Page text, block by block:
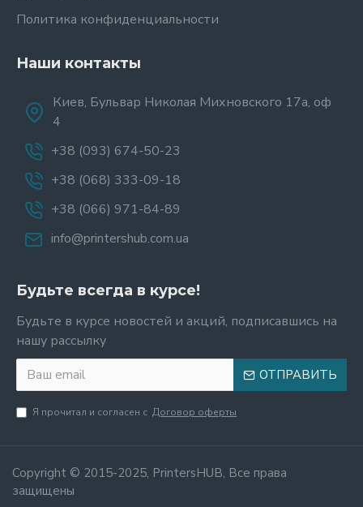
Политика конфиденциальности
Наши контакты
Киев, Бульвар Николая Михновского 17а, оф
4
+38 (093) 674-50-23
+38 (068) 333-09-18
+38 (066) 971-84-89
info@printershub.com.ua
Будьте всегда в курсе!
Будьте в курсе новостей и акций, подписавшись на
нашу рассылку
ОТПРАВИТЬ
Я прочитал и согласен с Договор оферты
Copyright © 2015-2025, PrintersHUB, Все права
защищены